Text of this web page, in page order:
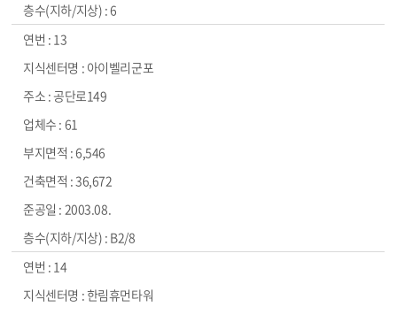
6
13
아이벨리군포
공단로149
61
6,546
36,672
2003.08.
B2/8
14
한림휴먼타워